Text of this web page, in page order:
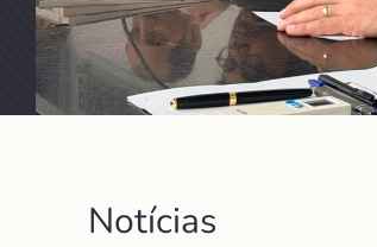
Notícias